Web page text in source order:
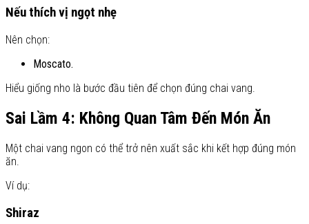
Nếu thích vị ngọt nhẹ
Nên chọn:
Moscato.
Hiểu giống nho là bước đầu tiên để chọn đúng chai vang.
Sai Lầm 4: Không Quan Tâm Đến Món Ăn
Một chai vang ngon có thể trở nên xuất sắc khi kết hợp đúng món
ăn.
Ví dụ:
Shiraz